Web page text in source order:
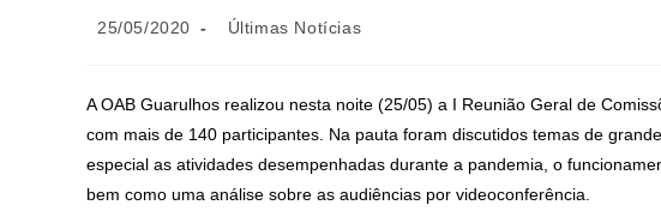
25/05/2020 Últimas Notícias
A OAB Guarulhos realizou nesta noite (25/05) a I Reunião Geral de
com mais de 140 participantes. Na pauta foram discutidos temas de
especial as atividades desempenhadas durante a pandemia, o
bem como uma análise sobre as audiências por videoconferência.